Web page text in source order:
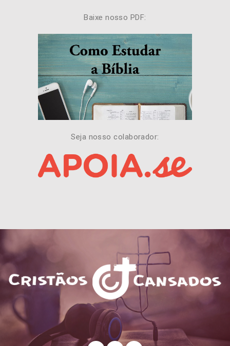
Baixe nosso PDF:
Seja nosso colaborador: